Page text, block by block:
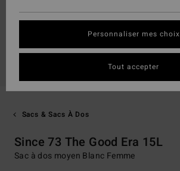
Sacs & Sacs À Dos
Since 73 The Good Era 15L
Sac à dos moyen Blanc Femme
Personnaliser mes choix
Tout accepter